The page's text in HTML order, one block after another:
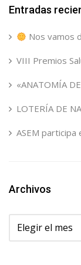
Entradas
Nos vamos
VIII Premios
«ANATOMÍA
LOTERÍA DE
ASEM participa
Archivos
Archivos